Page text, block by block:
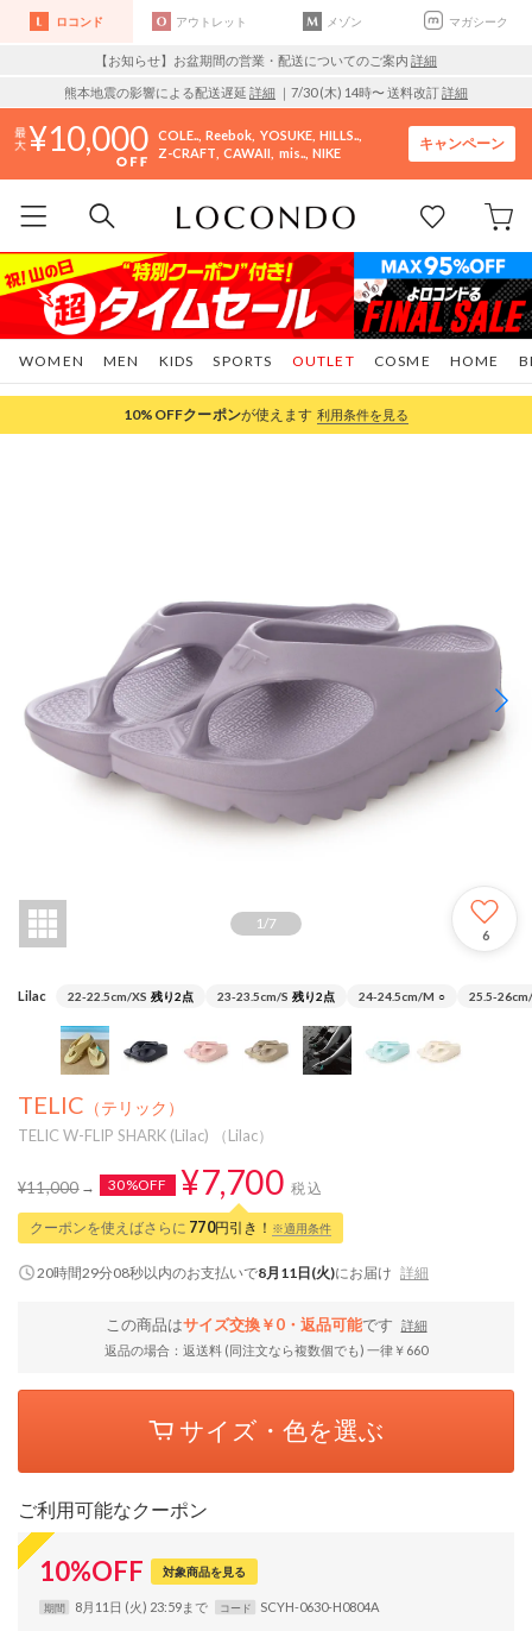
ロコンド アウトレット メゾン マガシーク
【お知らせ】お盆期間の営業・配送についてのご案内 詳細
熊本地震の影響による配送遅延 詳細 ｜7/30 (木) 14時〜 送料改訂詳細
10,000 COLE.. Reebok YOSUKE HILLS..
Z-CRAFT CAWAII mis.. NIKE
キャンペーン
WOMEN MEN KIDS SPORTS COSME HOME
OUTLET
10%OFFクーポンが使えます 利用条件を見る
1 /7
6
Lilac 22-22.5cm/XS 残り2点 23-23.5cm/S 残り2点 24-24.5cm/M ○ 25.5-
TELIC （テリック）
TELIC W-FLIP SHARK (Lilac) （Lilac）
¥11,000 30%OFF ¥7,700 税込
クーポンを使えばさらに 770円引き！ ※適用条件
20時間29分08秒以内のお支払いで8月11日(火)にお届け 詳細
この商品はサイズ交換￥0・返品可能です
詳細
返品の場合：返送料 (同注文なら複数個でも) 一律￥660
サイズ・色を選ぶ
ご利用可能なクーポン
10%OFF 対象商品を見る
期間 8月11日 (火) 23:59まで コード SCYH-0630-H0804A